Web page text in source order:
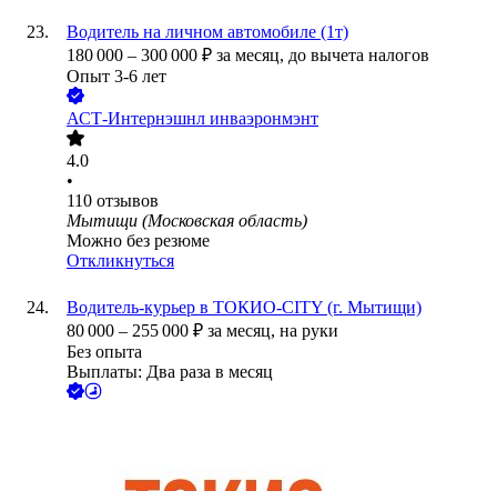
Водитель на личном автомобиле (1т)
180 000 – 300 000 ₽ за месяц, до вычета налогов
Опыт 3-6 лет
АСТ-Интернэшнл инваэронмэнт
4.0
•
110 отзывов
Мытищи (Московская область)
Можно без резюме
Откликнуться
Водитель-курьер в ТОКИО-CITY (г. Мытищи)
80 000 – 255 000 ₽ за месяц, на руки
Без опыта
Выплаты: Два раза в месяц